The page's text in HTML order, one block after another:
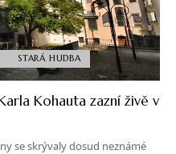
STARÁ HUDBA
Kohauta zazní živě v
se skrývaly dosud neznámé